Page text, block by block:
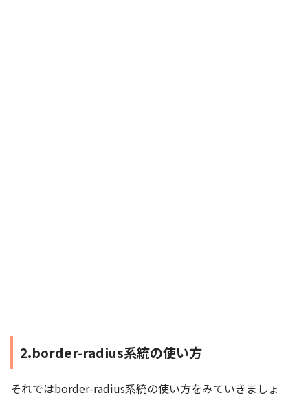
2.border-radius系統の使い方
それではborder-radius系統の使い方をみていきましょ